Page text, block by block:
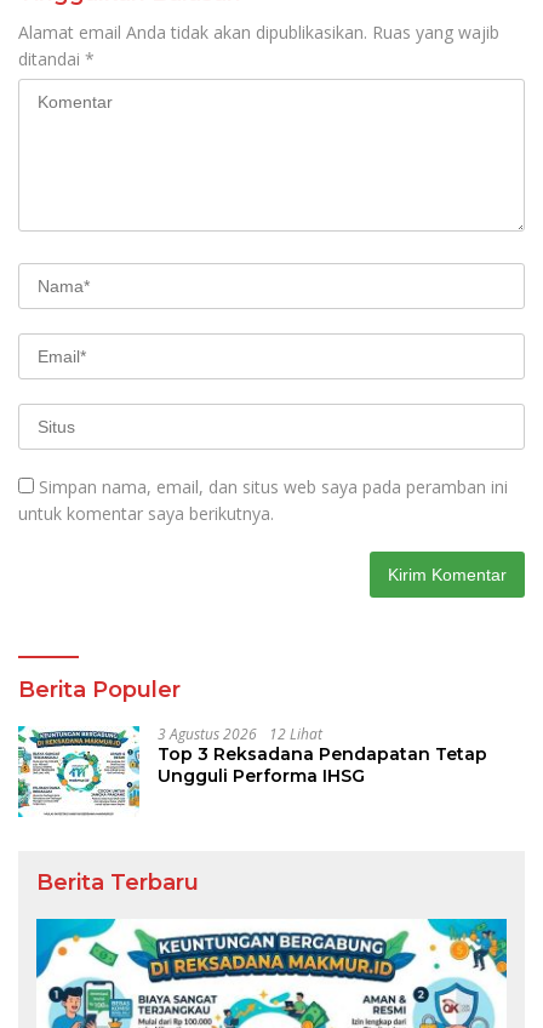
Alamat email Anda tidak akan dipublikasikan. Ruas yang wajib
ditandai *
Simpan nama, email, dan situs web saya pada peramban ini
untuk komentar saya berikutnya.
Berita Populer
3 Agustus 2026 12 Lihat
Top 3 Reksadana Pendapatan Tetap
Ungguli Performa IHSG
Berita Terbaru